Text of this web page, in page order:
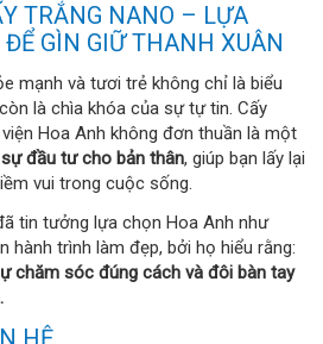
TRẮNG NANO – LỰA
GÌN GIỮ THANH XUÂN
mạnh và tươi trẻ không chỉ là biểu
là chìa khóa của sự tự tin. Cấy
Hoa Anh không đơn thuần là một
sự đầu tư cho bản thân, giúp bạn lấy lại
vui trong cuộc sống.
tin tưởng lựa chọn Hoa Anh như
hành trình làm đẹp, bởi họ hiểu rằng:
chăm sóc đúng cách và đôi bàn tay